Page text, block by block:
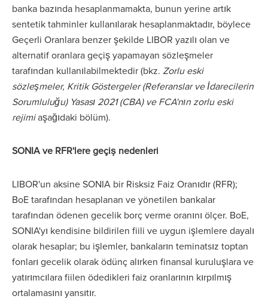
banka bazında hesaplanmamakta, bunun yerine artık
sentetik tahminler kullanılarak hesaplanmaktadır, böylece
Geçerli Oranlara benzer şekilde LIBOR yazılı olan ve
alternatif oranlara geçiş yapamayan sözleşmeler
tarafından kullanılabilmektedir (bkz. Zorlu eski
sözleşmeler, Kritik Göstergeler (Referanslar ve İdarecilerin
Sorumluluğu) Yasası 2021 (CBA) ve FCA'nın zorlu eski
rejimiaşağıdaki bölüm).
SONIA ve RFR'lere geçiş nedenleri
LIBOR'un aksine SONIA bir Risksiz Faiz Oranıdır (RFR);
BoE tarafından hesaplanan ve yönetilen bankalar
tarafından ödenen gecelik borç verme oranını ölçer. BoE,
SONIA'yı kendisine bildirilen fiili ve uygun işlemlere dayalı
olarak hesaplar; bu işlemler, bankaların teminatsız toptan
fonları gecelik olarak ödünç alırken finansal kuruluşlara ve
yatırımcılara fiilen ödedikleri faiz oranlarının kırpılmış
ortalamasını yansıtır.